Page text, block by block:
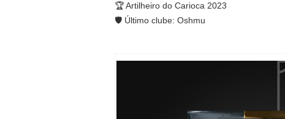
🏆 Artilheiro do Carioca 2023
🛡️ Último clube: Oshmu